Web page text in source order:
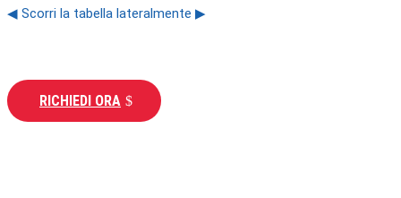
◀ Scorri la tabella lateralmente ▶
RICHIEDI ORA